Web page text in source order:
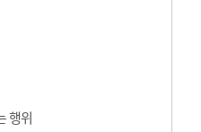
행위